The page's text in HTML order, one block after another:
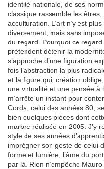
identité nationale, de ses
classique rassemble les
acculturation. L’art n’y est
diversement, mais sans
du regard. Pourquoi ce
prétendent détenir la
s’approche d’une figuration
fois l’abstraction la plus
et la figure qui, création
une virtualité et une pensée à
m’arrête un instant pour
Corda, celui des années 80,
bien quelques pièces dont
marbre réalisée en 2005. J’y
style de ses années
imprégner son geste de celui
forme et lumière, l’âme du
par là. Rien n’empêche